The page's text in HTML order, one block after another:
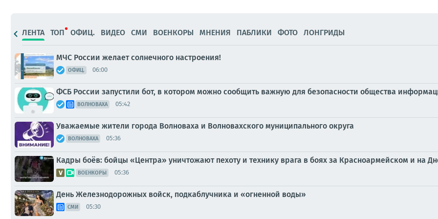
ЛЕНТА ТОП ОФИЦ. ВИДЕО СМИ ВОЕНКОРЫ МНЕНИЯ ПАБЛИКИ ФОТО ЛОНГРИДЫ
МЧС России желает солнечного настроения!
ОФИЦ. 06:00
ФСБ России запустили бот, в котором можно сообщить важную для безопасности общества
ВОЛНОВАХА 05:42
Уважаемые жители города Волноваха и Волновахского муниципального округа
ВОЛНОВАХА 05:36
Кадры боёв: бойцы «Центра» уничтожают пехоту и технику врага в боях за Красноармейском и на
ВОЕНКОРЫ 05:36
День Железнодорожных войск, подкаблучника и «огненной воды»
СМИ 05:30